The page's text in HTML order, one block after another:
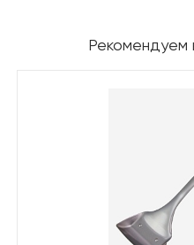
Рекомендуем